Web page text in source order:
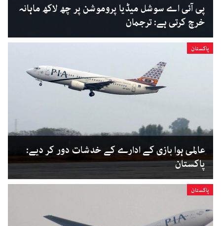
پی آئی اے سوشل میڈیا پروموشن پر چھ لاکھ ماہانہ
خرچ کرتی ہے: ترجمان
پاکستان
عالمی ہوا بازی کے ادارے کے خدشات دور کر دیے:
پاکستان
پاکستان